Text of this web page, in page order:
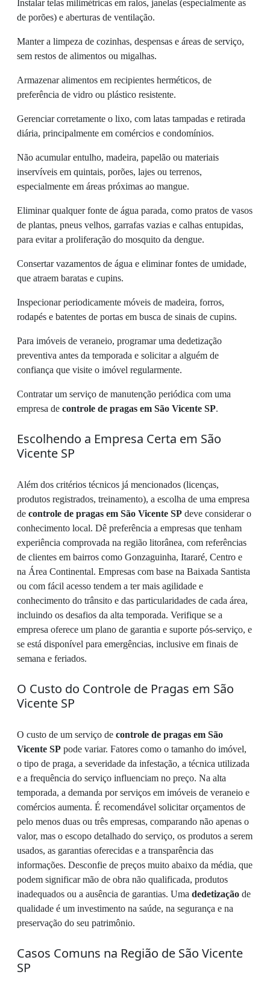
Instalar telas milimétricas em ralos, janelas (especialmente as
de porões) e aberturas de ventilação.
Manter a limpeza de cozinhas, despensas e áreas de serviço,
sem restos de alimentos ou migalhas.
Armazenar alimentos em recipientes herméticos, de
preferência de vidro ou plástico resistente.
Gerenciar corretamente o lixo, com latas tampadas e retirada
diária, principalmente em comércios e condomínios.
Não acumular entulho, madeira, papelão ou materiais
inservíveis em quintais, porões, lajes ou terrenos,
especialmente em áreas próximas ao mangue.
Eliminar qualquer fonte de água parada, como pratos de vasos
de plantas, pneus velhos, garrafas vazias e calhas entupidas,
para evitar a proliferação do mosquito da dengue.
Consertar vazamentos de água e eliminar fontes de umidade,
que atraem baratas e cupins.
Inspecionar periodicamente móveis de madeira, forros,
rodapés e batentes de portas em busca de sinais de cupins.
Para imóveis de veraneio, programar uma dedetização
preventiva antes da temporada e solicitar a alguém de
confiança que visite o imóvel regularmente.
Contratar um serviço de manutenção periódica com uma
empresa de controle de pragas em São Vicente SP.
Escolhendo a Empresa Certa em São
Vicente SP
Além dos critérios técnicos já mencionados (licenças,
produtos registrados, treinamento), a escolha de uma empresa
de controle de pragas em São Vicente SP deve considerar o
conhecimento local. Dê preferência a empresas que tenham
experiência comprovada na região litorânea, com referências
de clientes em bairros como Gonzaguinha, Itararé, Centro e
na Área Continental. Empresas com base na Baixada Santista
ou com fácil acesso tendem a ter mais agilidade e
conhecimento do trânsito e das particularidades de cada área,
incluindo os desafios da alta temporada. Verifique se a
empresa oferece um plano de garantia e suporte pós-serviço, e
se está disponível para emergências, inclusive em finais de
semana e feriados.
O Custo do Controle de Pragas em São
Vicente SP
O custo de um serviço de controle de pragas em São
Vicente SP pode variar. Fatores como o tamanho do imóvel,
o tipo de praga, a severidade da infestação, a técnica utilizada
e a frequência do serviço influenciam no preço. Na alta
temporada, a demanda por serviços em imóveis de veraneio e
comércios aumenta. É recomendável solicitar orçamentos de
pelo menos duas ou três empresas, comparando não apenas o
valor, mas o escopo detalhado do serviço, os produtos a serem
usados, as garantias oferecidas e a transparência das
informações. Desconfie de preços muito abaixo da média, que
podem significar mão de obra não qualificada, produtos
inadequados ou a ausência de garantias. Uma dedetização de
qualidade é um investimento na saúde, na segurança e na
preservação do seu patrimônio.
Casos Comuns na Região de São Vicente
SP